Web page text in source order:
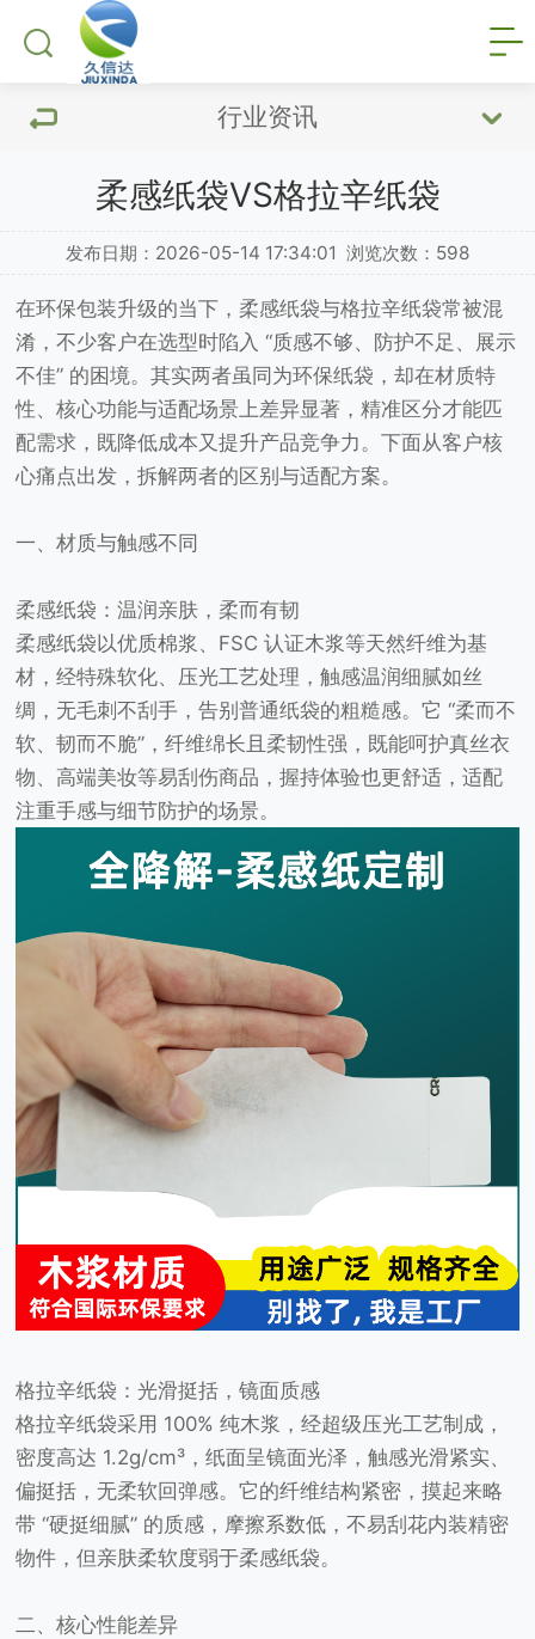
行业资讯
柔感纸袋VS格拉辛纸袋
发布日期：2026-05-14 17:34:01 浏览次数： 598
在环保包装升级的当下，柔感纸袋与格拉辛纸袋常被混
淆，不少客户在选型时陷入 “质感不够、防护不足、展示
不佳” 的困境。其实两者虽同为环保纸袋，却在材质特
性、核心功能与适配场景上差异显著，精准区分才能匹
配需求，既降低成本又提升产品竞争力。下面从客户核
心痛点出发，拆解两者的区别与适配方案。
一、材质与触感不同
柔感纸袋：温润亲肤，柔而有韧
柔感纸袋以优质棉浆、FSC 认证木浆等天然纤维为基
材，经特殊软化、压光工艺处理，触感温润细腻如丝
绸，无毛刺不刮手，告别普通纸袋的粗糙感。它 “柔而不
软、韧而不脆”，纤维绵长且柔韧性强，既能呵护真丝衣
物、高端美妆等易刮伤商品，握持体验也更舒适，适配
注重手感与细节防护的场景。
格拉辛纸袋：光滑挺括，镜面质感
格拉辛纸袋采用 100% 纯木浆，经超级压光工艺制成，
密度高达 1.2g/cm³，纸面呈镜面光泽，触感光滑紧实、
偏挺括，无柔软回弹感。它的纤维结构紧密，摸起来略
带 “硬挺细腻” 的质感，摩擦系数低，不易刮花内装精密
物件，但亲肤柔软度弱于柔感纸袋。
二、核心性能差异